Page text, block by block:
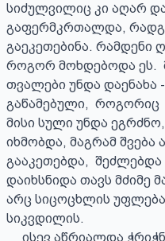
სიძულვილიც კი აღარ
გაფერმკრთალდა,
გაეკეთებინა. რამდენი
როგორ მოხდებოდა ეს.
თვალები უნდა დაენახა
გაწამებული,  როგორიც
მისი სული უნდა
იხმობდა, მაგრამ შვება
გააკეთებდა,
დაიხსნიდა თავს მძიმე
არც სიცოცხლის
სიკვდილის.